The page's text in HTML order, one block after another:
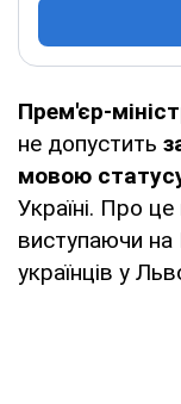
Прем'єр-
не допустить
мовою
Україні. Про
виступаючи на
українців у